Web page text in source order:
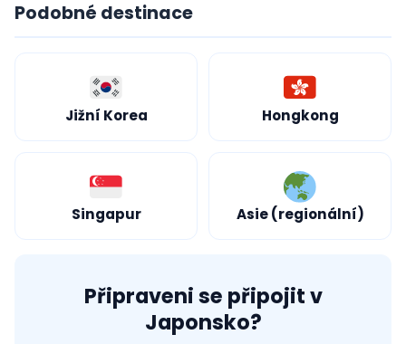
Podobné destinace
Jižní Korea Hongkong
Singapur Asie (regionální)
Připraveni se připojit v
Japonsko?